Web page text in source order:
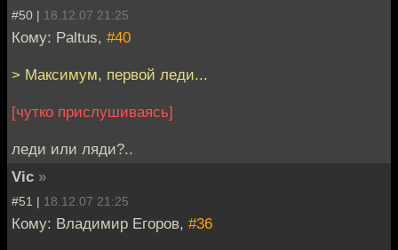
#50 | 18.12.07 21:25
Кому: Paltus, #40
> Максимум, первой леди...
[чутко прислушиваясь]
леди или ляди?..
Vic »
#51 | 18.12.07 21:25
Кому: Владимир Егоров, #36